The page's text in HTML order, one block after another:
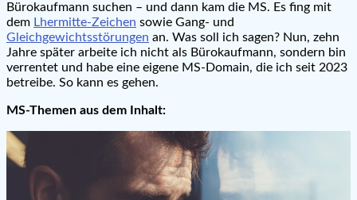
Bürokaufmann suchen – und dann kam die MS. Es fing mit
dem Lhermitte-Zeichen sowie Gang- und
Gleichgewichtsstörungen an. Was soll ich sagen? Nun, zehn
Jahre später arbeite ich nicht als Bürokaufmann, sondern bin
verrentet und habe eine eigene MS-Domain, die ich seit 2023
betreibe. So kann es gehen.
MS-Themen aus dem Inhalt: